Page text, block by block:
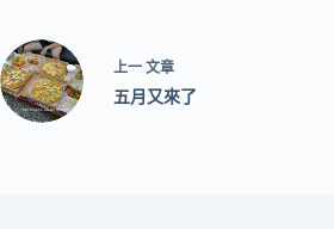
上一 文章
五月又來了